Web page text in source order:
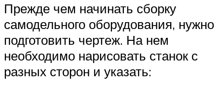
Прежде чем начинать сборку
самодельного оборудования, нужно
подготовить чертеж. На нем
необходимо нарисовать станок с
разных сторон и указать: